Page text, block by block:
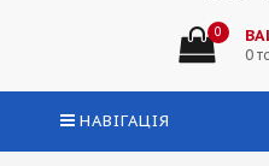
0
0
НАВІГАЦІЯ